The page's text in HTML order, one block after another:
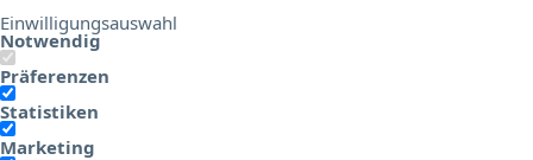
Einwilligungsauswahl
Notwendig
Präferenzen
Statistiken
Marketing